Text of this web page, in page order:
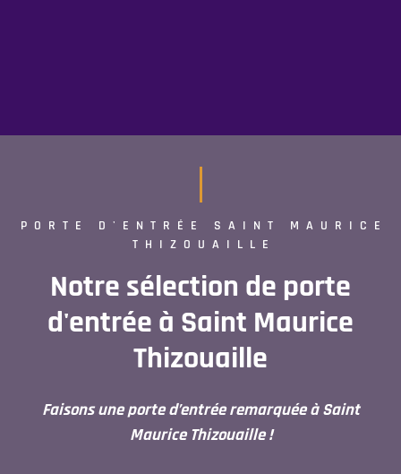
PORTE D'ENTRÉE SAINT MAURICE
THIZOUAILLE
Notre sélection de porte
d'entrée à Saint Maurice
Thizouaille
Faisons une porte d’entrée remarquée à Saint
Maurice Thizouaille !